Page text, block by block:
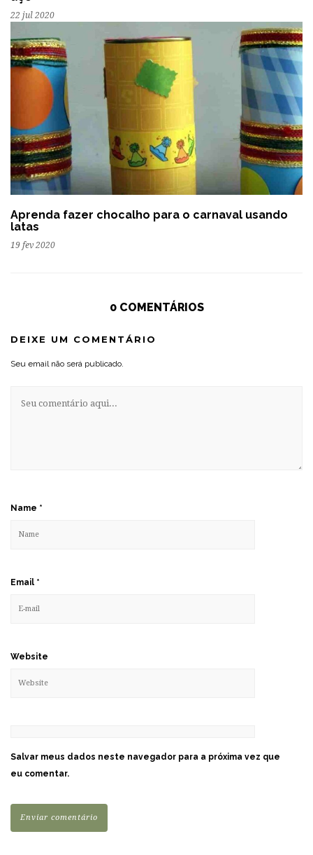
22 jul 2020
Aprenda fazer chocalho para o carnaval usando
latas
19 fev 2020
0 COMENTÁRIOS
DEIXE UM COMENTÁRIO
Seu email não será publicado.
Name *
Email *
Website
Salvar meus dados neste navegador para a próxima vez que
eu comentar.